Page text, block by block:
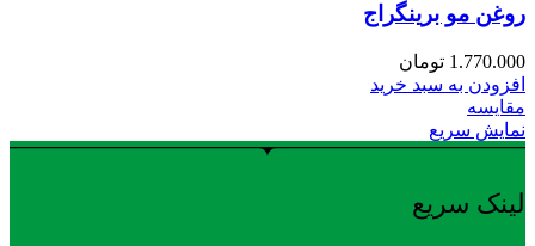
روغن مو برینگراج
1.770.000 تومان
افزودن به سبد خرید
مقایسه
نمایش سریع
لینک سریع